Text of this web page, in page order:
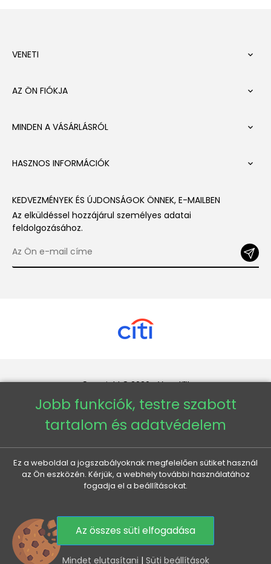
VENETI 
AZ ÖN FIÓKJA 
MINDEN A VÁSÁRLÁSRÓL 
HASZNOS INFORMÁCIÓK 
KEDVEZMÉNYEK ÉS ÚJDONSÁGOK ÖNNEK, E-MAILBEN
Az elküldéssel hozzájárul személyes adatai
feldolgozásához.
Copyright © 2026 - Veneti™
Veneti HU
Veneti CZ
Veneti DE
0
Jobb funkciók, testre szabott
tartalom és adatvédelem
Ez a weboldal a jogszabályoknak megfelelően sütiket használ
az Ön eszközén. Kérjük, a webhely további használatához
fogadja el a beállításokat.
Az összes süti elfogadása
Mindet elutasítani | Süti beállítások